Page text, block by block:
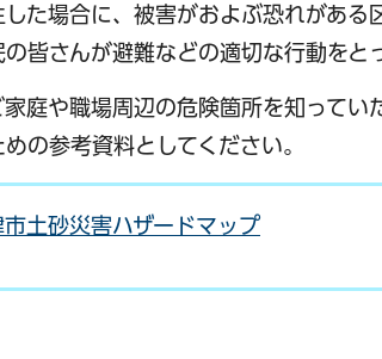
した場合に、被害がおよぶ恐れがあ
皆さんが避難などの適切な行動をと
庭や職場周辺の危険箇所を知って
の参考資料としてください。
市土砂災害ハザードマップ